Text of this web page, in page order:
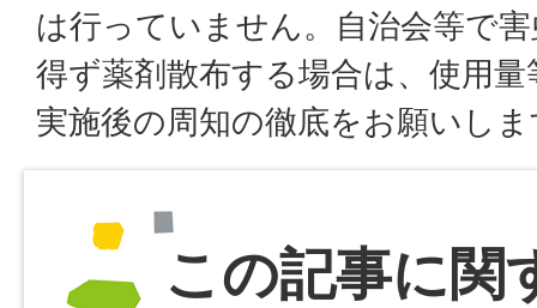
は行っていません。自治会等で
得ず薬剤散布する場合は、使用
実施後の周知の徹底をお願いし
この記事に関